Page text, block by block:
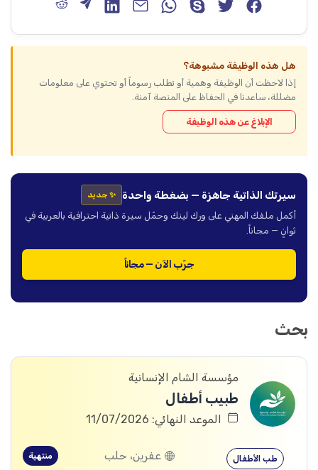
هل هذه الوظيفة مشبوهة؟
إذا لاحظت أن الوظيفة وهمية أو تطلب رسوماً أو تحتوي على معلومات
مضللة، ساعدنا في الحفاظ على المنصة آمنة.
الإبلاغ عن هذه الوظيفة
سيرتك الذاتية جاهزة — بضغطة واحدة ✨ جديد
أكمل ملفك المهني على ورك لينك وحمّل سيرة ذاتية احترافية بالعربية في
ثوانٍ — مجاناً.
جرّب الآن — مجاناً
بحث
مؤسسة الشام الإنسانية
طبيب أطفال
الموعد النهائي: 11/07/2026
طب الأطفال عفرين، حلب منتهية